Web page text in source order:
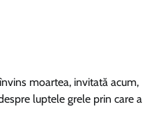
moartea, invitată acum,
luptele grele prin care a